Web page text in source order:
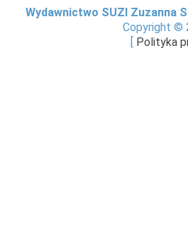
Wydawnictwo SUZI Zuzanna
Copyright ©
Polityka